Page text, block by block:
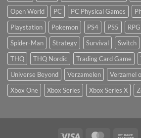
Open World
PC PC Physical Games
Playstation
Pokemon PS4 PS5 RPG
Spider-Man
Strategy Survival Switch
THQ
THQ Nordic Trading Card Game
Universe Beyond
Verzamelen Verzamel
Xbox One
Xbox Series Xbox Series X